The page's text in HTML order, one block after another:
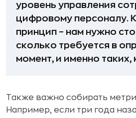
уровень управления
цифровому персоналу.
принцип – нам нужно
сколько требуется в
момент, и именно таких,
Также важно собирать
Например, если три года